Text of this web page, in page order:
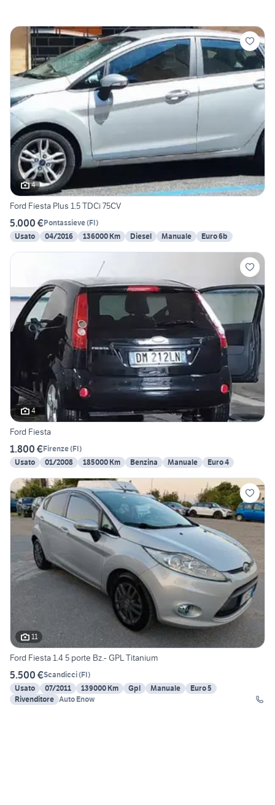
4
Ford Fiesta Plus 1.5 TDCi 75CV
5.000 €Pontassieve(FI)
Usato
04/2016 136000 Km Diesel Manuale Euro 6b
4
Ford Fiesta
1.800 €Firenze(FI)
Usato
01/2008 185000 Km Benzina Manuale Euro 4
11
Ford Fiesta 1.4 5 porte Bz.- GPL Titanium
5.500 €Scandicci(FI)
Usato
07/2011 139000 Km Gpl Manuale
Euro 5
Rivenditore Auto Enow